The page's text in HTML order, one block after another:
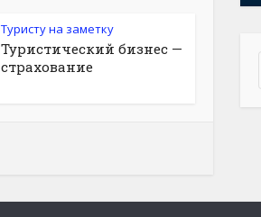
Туристу на заметку
Туристический бизнес —
страхование